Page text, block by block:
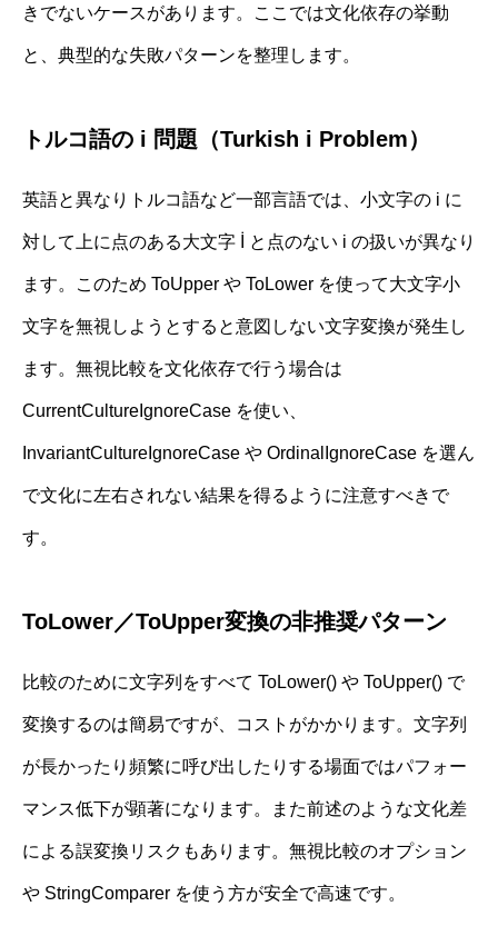
きでないケースがあります。ここでは文化依存の挙動
と、典型的な失敗パターンを整理します。
トルコ語の i 問題（Turkish i Problem）
英語と異なりトルコ語など一部言語では、小文字の i に
対して上に点のある大文字 İ と点のない i の扱いが異なり
ます。このため ToUpper や ToLower を使って大文字小
文字を無視しようとすると意図しない文字変換が発生し
ます。無視比較を文化依存で行う場合は
CurrentCultureIgnoreCase を使い、
InvariantCultureIgnoreCase や OrdinalIgnoreCase を選ん
で文化に左右されない結果を得るように注意すべきで
す。
ToLower／ToUpper変換の非推奨パターン
比較のために文字列をすべて ToLower() や ToUpper() で
変換するのは簡易ですが、コストがかかります。文字列
が長かったり頻繁に呼び出したりする場面ではパフォー
マンス低下が顕著になります。また前述のような文化差
による誤変換リスクもあります。無視比較のオプション
や StringComparer を使う方が安全で高速です。